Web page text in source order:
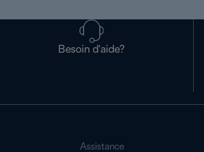
Besoin d'aide?
Assistance